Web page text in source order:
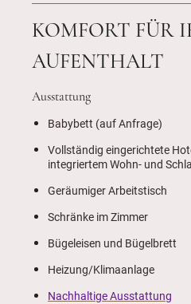
KOMFORT FÜR
AUFENTHALT
Ausstattung
Babybett (auf Anfrage)
Vollständig eingerichtete
integriertem Wohn- und
Geräumiger Arbeitstisch
Schränke im Zimmer
Bügeleisen und Bügelbrett
Heizung/Klimaanlage
Nachhaltige Ausstattung